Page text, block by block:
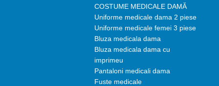
COSTUME MEDICALE DAMĂ
Uniforme medicale dama 2 piese
Uniforme medicale femei 3 piese
Bluza medicala dama
Bluza medicala dama cu
imprimeu
Pantaloni medicali dama
Fuste medicale